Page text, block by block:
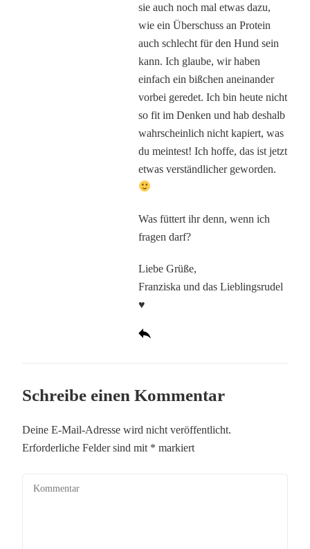
sie auch noch mal etwas dazu,
wie ein Überschuss an Protein
auch schlecht für den Hund sein
kann. Ich glaube, wir haben
einfach ein bißchen aneinander
vorbei geredet. Ich bin heute nicht
so fit im Denken und hab deshalb
wahrscheinlich nicht kapiert, was
du meintest! Ich hoffe, das ist jetzt
etwas verständlicher geworden.
Was füttert ihr denn, wenn ich
fragen darf?
Liebe Grüße,
Franziska und das Lieblingsrudel
♥
Schreibe einen Kommentar
Deine E-Mail-Adresse wird nicht veröffentlicht.
Erforderliche Felder sind mit * markiert